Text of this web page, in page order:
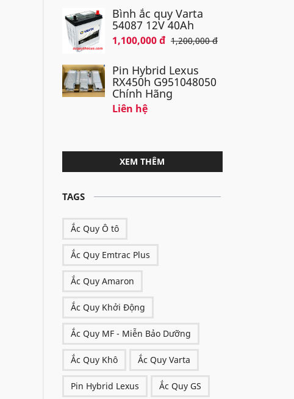
Bình ắc quy Varta
54087 12V 40Ah
1,100,000 đ 1,200,000 đ
Pin Hybrid Lexus
RX450h G951048050
Chính Hãng
Liên hệ
XEM THÊM
TAGS
Ắc Quy Ô tô
Ắc Quy Emtrac Plus
Ắc Quy Amaron
Ắc Quy Khởi Động
Ắc Quy MF - Miễn Bảo Dưỡng
Ắc Quy Khô Ắc Quy Varta
Pin Hybrid Lexus Ắc Quy GS